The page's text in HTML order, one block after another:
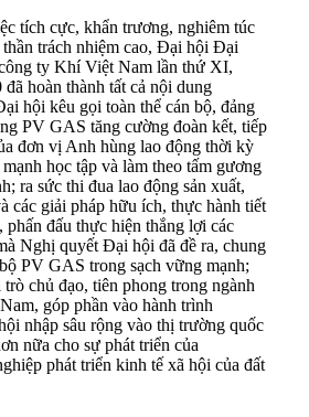
tích cực, khẩn trương, nghiêm túc
trách nhiệm cao, Đại hội Đại
ty Khí Việt Nam lần thứ XI,
hoàn thành tất cả nội dung
hội kêu gọi toàn thể cán bộ, đảng
PV GAS tăng cường đoàn kết, tiếp
đơn vị Anh hùng lao động thời kỳ
học tập và làm theo tấm gương
ra sức thi đua lao động sản xuất,
các giải pháp hữu ích, thực hành tiết
đấu thực hiện thắng lợi các
Nghị quyết Đại hội đã đề ra, chung
PV GAS trong sạch vững mạnh;
chủ đạo, tiên phong trong ngành
góp phần vào hành trình
nhập sâu rộng vào thị trường quốc
nữa cho sự phát triển của
phát triển kinh tế xã hội của đất